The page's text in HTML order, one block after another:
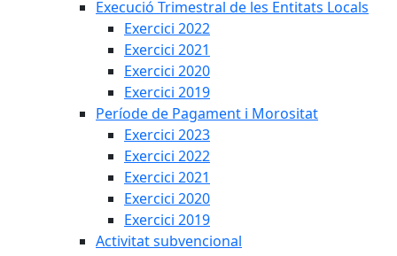
Execució Trimestral de les Entitats Locals
Exercici 2022
Exercici 2021
Exercici 2020
Exercici 2019
Període de Pagament i Morositat
Exercici 2023
Exercici 2022
Exercici 2021
Exercici 2020
Exercici 2019
Activitat subvencional